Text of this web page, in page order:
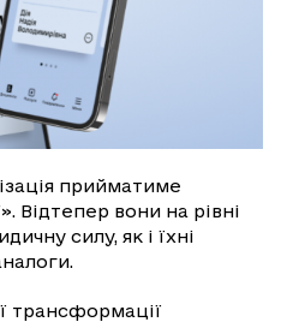
прийматиме
Відтепер вони на рівні
силу, як і їхні
трансформації